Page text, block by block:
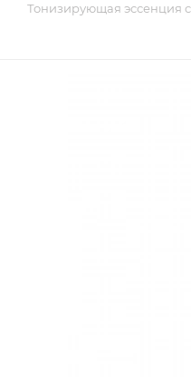
Тонизирующая эссенция